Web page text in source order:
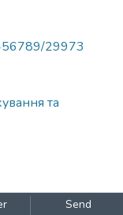
29973
та
Send